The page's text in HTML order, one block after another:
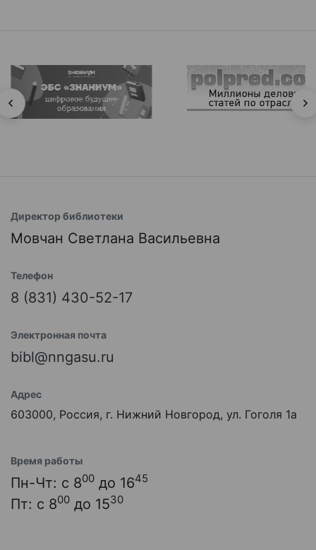
Директор библиотеки
Мовчан Светлана Васильевна
Телефон
8 (831) 430-52-17
Электронная почта
bibl@nngasu.ru
Адрес
603000, Россия, г. Нижний Новгород, ул. Гоголя 1а
Время работы
Пн-Чт: с 800 до 1645
Пт: с 800 до 1530